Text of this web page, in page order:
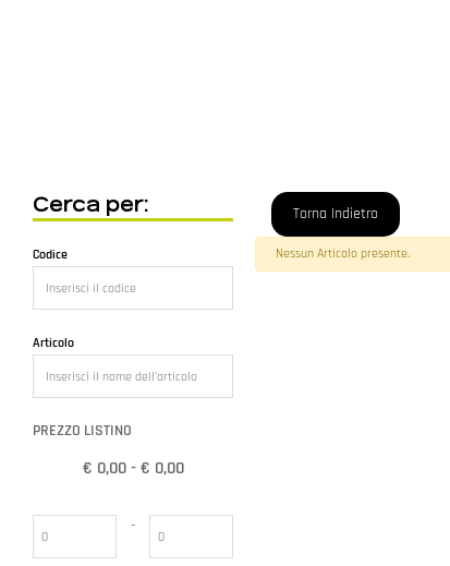
Cerca per:
Codice
Articolo
PREZZO LISTINO
€ 0,00 - € 0,00
-
Torna Indietro
Nessun Articolo presente.